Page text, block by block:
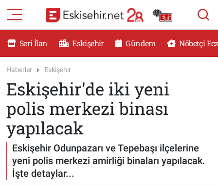
Seri İlan Eskişehir Gündem Nöbetçi
Haberler Eskişehir
Eskişehir'de iki yeni
polis merkezi binası
yapılacak
Eskişehir Odunpazarı ve Tepebaşı ilçelerine
yeni polis merkezi amirliği binaları yapılacak.
İşte detaylar...
RESMİ İLANLAR
DÜNYA
SAĞLIK
MAGAZİN
KADIN
Eskişehir Nöbetçi Eczaneler
Eskişehir Namaz Vakitleri
Eskişehir Trafik Yoğunluk Haritası
Süper Lig Puan Durumu ve Fikstür
Tüm Manşetler